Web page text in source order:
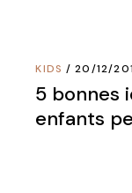
KIDS 20/12/
5 bonnes
enfants